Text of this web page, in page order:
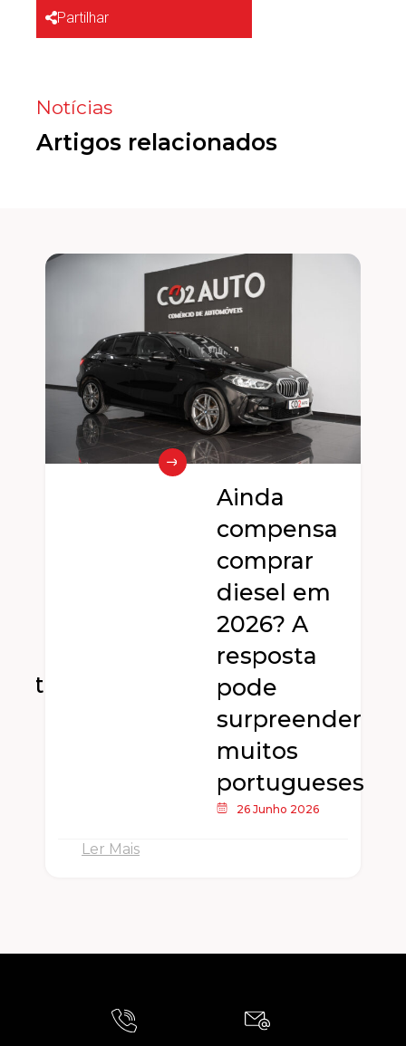
Partilhar
Notícias
Artigos relacionados
Ainda
compensa
comprar
diesel em
2026? A
resposta
pode
surpreender
muitos
portugueses
26 Junho 2026
Ler Mais